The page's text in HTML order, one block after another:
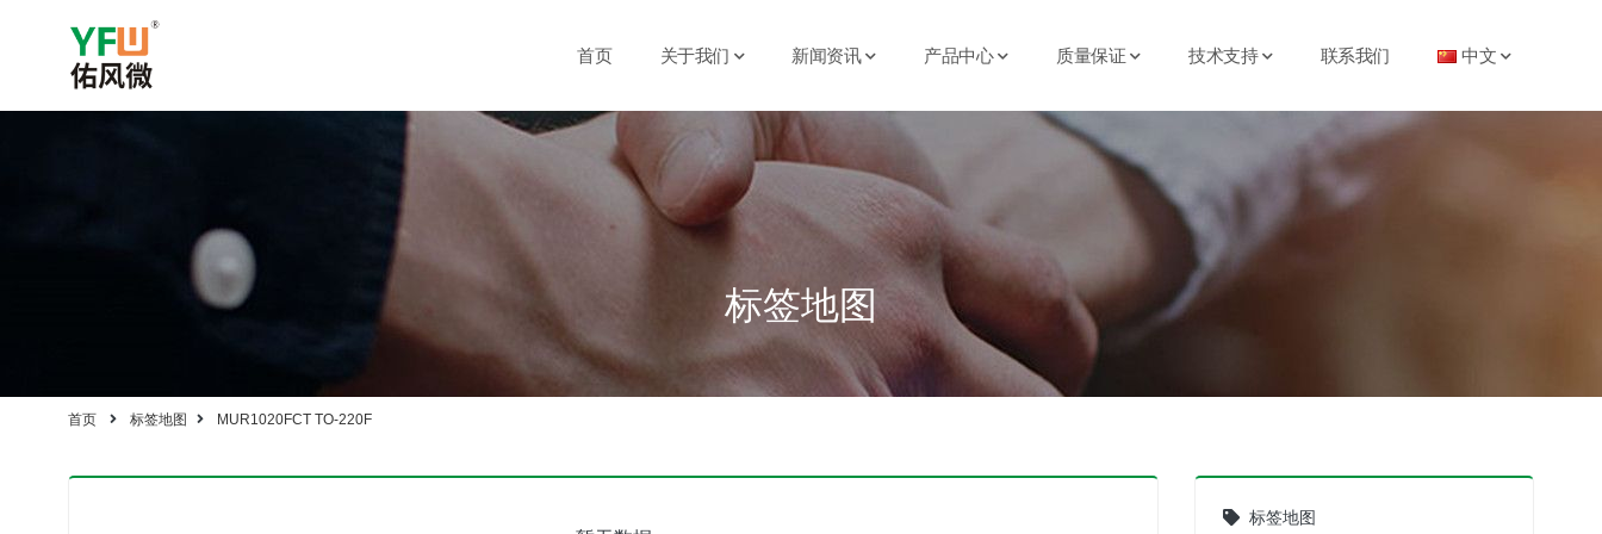
首页 关于我们 新闻资讯 产品中心 质量保证 技术支持 联系我们 中文
标签地图
首页 标签地图 MUR1020FCT TO-220F
标签地图